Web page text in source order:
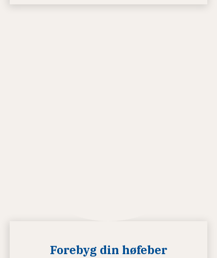
Forebyg din høfeber